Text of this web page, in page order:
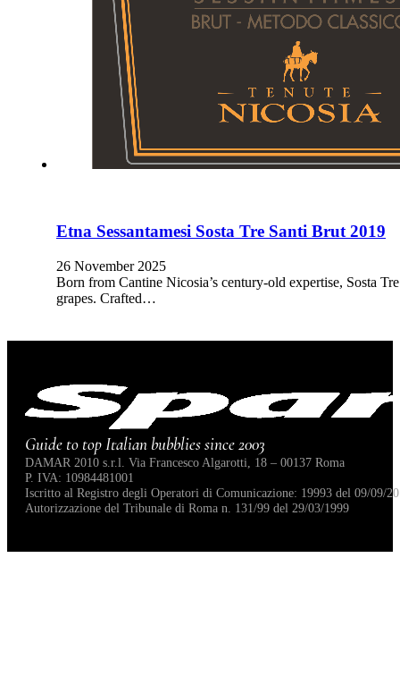
Etna Sessantamesi Sosta Tre Santi Brut 2019
26 November 2025
Born from Cantine Nicosia’s century-old expertise, Sosta
grapes. Crafted…
Guide to top Italian bubblies since 2003
DAMAR 2010 s.r.l. Via Francesco Algarotti, 18 – 00137 Roma
P. IVA: 10984481001
Iscritto al Registro degli Operatori di Comunicazione: 19993 del 09/09/
Autorizzazione del Tribunale di Roma n. 131/99 del 29/03/1999